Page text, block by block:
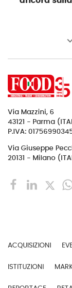
Via Mazzini, 6
43121 - Parma
P.IVA:
Via Giuseppe
20131 - Milano
ACQUISIZIONI
ISTITUZIONI